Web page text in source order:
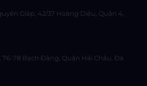
Giáp, 42/37 Hoàng Diệu, Quận 4,
76-78 Bạch Đằng, Quận Hải Châu, Đà